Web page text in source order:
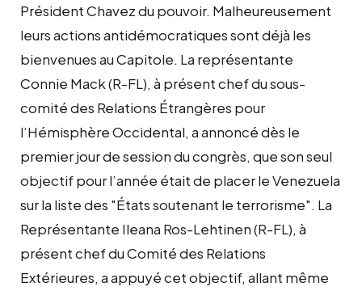
Président Chavez du pouvoir. Malheureusement
leurs actions antidémocratiques sont déjà les
bienvenues au Capitole. La représentante
Connie Mack (R-FL), à présent chef du sous-
comité des Relations Étrangères pour
l’Hémisphère Occidental, a annoncé dès le
premier jour de session du congrès, que son seul
objectif pour l’année était de placer le Venezuela
sur la liste des "États soutenant le terrorisme". La
Représentante Ileana Ros-Lehtinen (R-FL), à
présent chef du Comité des Relations
Extérieures, a appuyé cet objectif, allant même